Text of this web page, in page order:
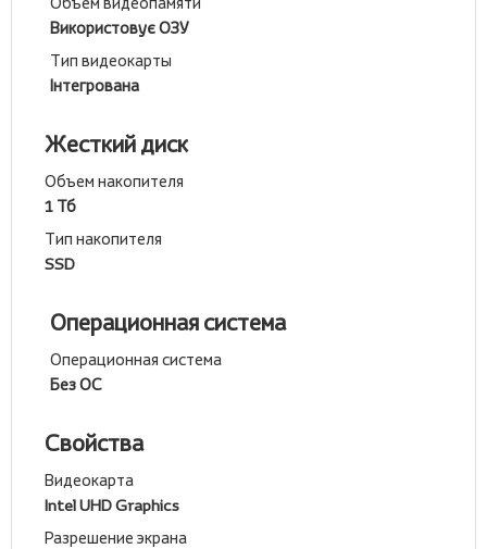
Використовує ОЗУ
Тип видеокарты
Інтегрована
Жесткий диск
Объем накопителя
1 Тб
Тип накопителя
SSD
Операционная система
Операционная система
Без ОС
Свойства
Видеокарта
Intel UHD Graphics
Разрешение экрана